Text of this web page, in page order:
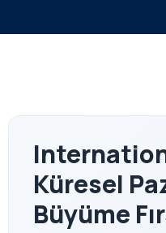
Küresel
Büyüme